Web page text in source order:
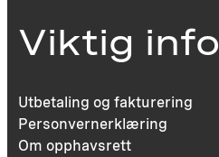
Viktig info
Utbetaling og fakturering
Personvernerklæring
Om opphavsrett